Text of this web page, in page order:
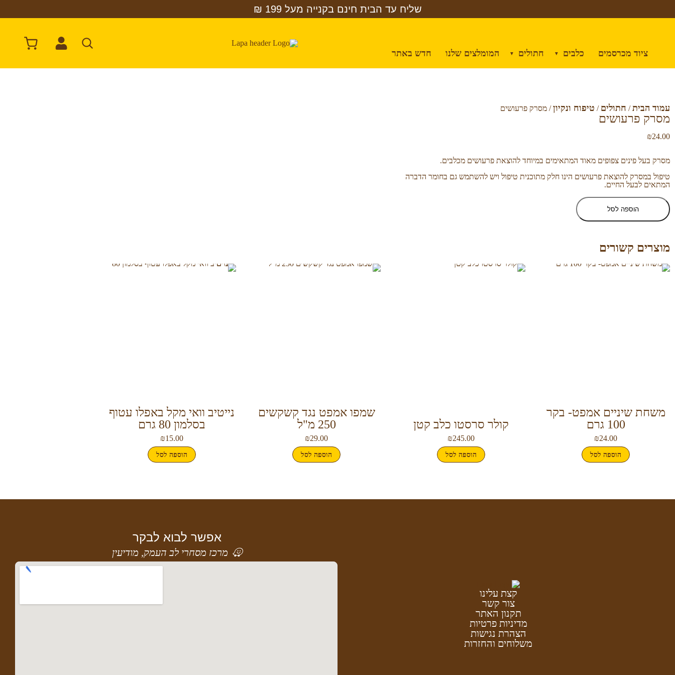
שליח עד הבית חינם בקנייה מעל 199 ₪
ציוד מכרסמים כלבים ▼ חתולים ▼ המומלצים שלנו חדש באתר
עמוד הבית/ חתולים / טיפוח ונקיון/ מסרק פרעושים
מסרק פרעושים
₪24.00
מסרק בעל פינים צפופים מאוד המתאימים במיוחד להוצאת פרעושים מכלבים.
טיפול במסרק להוצאת פרעושים הינו חלק מתוכנית טיפול ויש להשתמש גם בחומר הדברה
המתאים לבעל החיים.
הוספה לסל
מוצרים קשורים
משחת שיניים אמפט- בקר
100 גרם
₪24.00
הוספה לסל
קולר סרסטו כלב קטן
₪245.00
הוספה לסל
שמפו אמפט נגד קשקשים
250 מ"ל
₪29.00
הוספה לסל
נייטיב וואי מקל באפלו עטוף
בסלמון 80 גרם
₪15.00
הוספה לסל
קצת עלינו
צור קשר
תקנון האתר
מדיניות פרטיות
הצהרת נגישות
משלוחים והחזרות
אפשר לבוא לבקר
מרכז מסחרי לב העמק, מודיעין